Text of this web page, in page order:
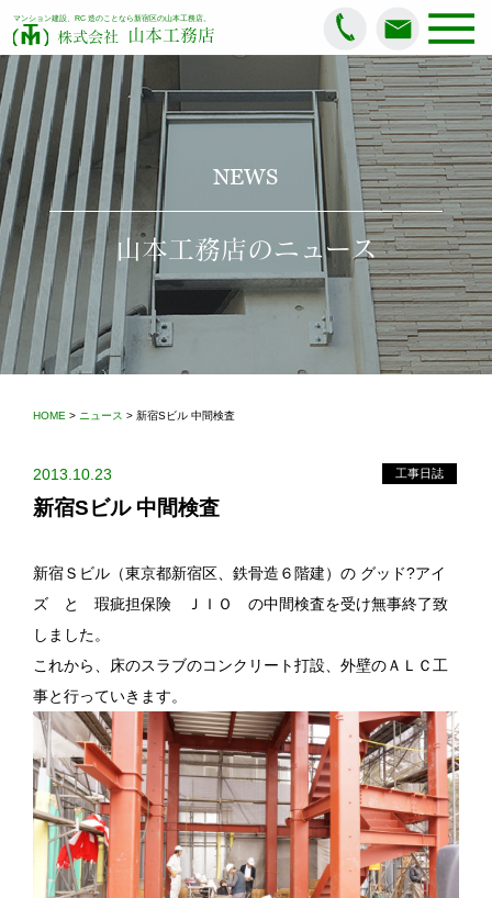
マンション建設、RC 造のことなら新宿区の山本工務店。
株式会社 山本工務店
NEWS
山本工務店のニュース
HOME > ニュース > 新宿Sビル 中間検査
2013.10.23
新宿Sビル 中間検査
工事日誌
新宿Ｓビル（東京都新宿区、鉄骨造６階建）の グッド?アイ
ズ と 瑕疵担保険 ＪＩＯ
の中間検査を受け無事終了致
しました。
これから、床のスラブのコンクリート打設、外壁のＡＬＣ工
事と行っていきます。